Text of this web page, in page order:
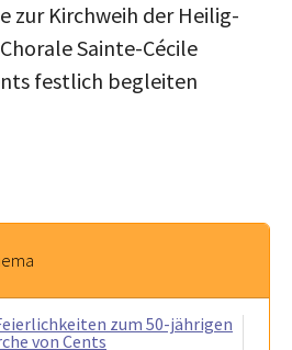
zur Kirchweih der Heilig-
Sainte-Cécile
festlich begleiten
zum 50-jährigen
von Cents